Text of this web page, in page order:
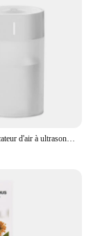
Mini humidificateur d'air à ultrasons, diffuseur d'aromathérapie, pulvérisateur portable, atomiseur d'huiles essentielles USB, lampe LED pour la maison et la voiture, 260ml